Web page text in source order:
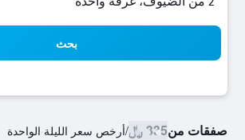
بحث
صفقات من335 ﷼ /أرخص سعر الليلة الواحدة